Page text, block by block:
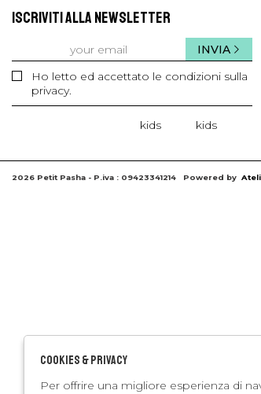
ISCRIVITI ALLA NEWSLETTER
Ho letto ed accettato le condizioni sulla
privacy.
INVIA
kids kids
2026 Petit Pasha - P.iva : 09423341214 Powered by
Cookies & Privacy
Per offrire una migliore esperienza di